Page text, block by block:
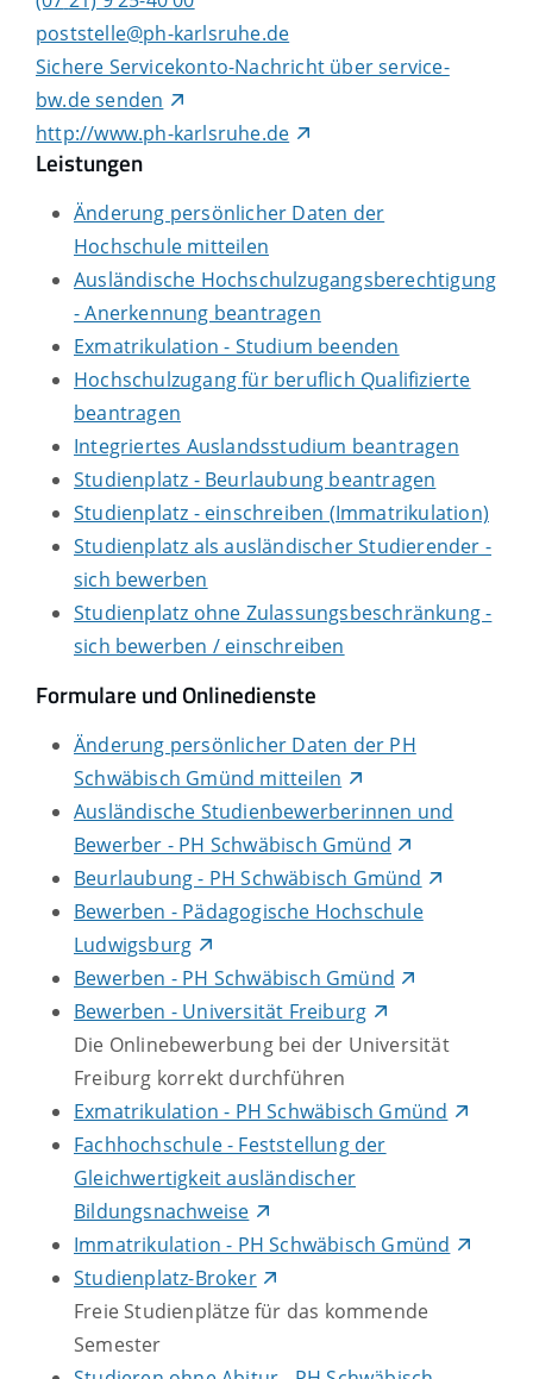
poststelle@ph-karlsruhe.de
Sichere Servicekonto-Nachricht über service-
bw.de senden
http://www.ph-karlsruhe.de
Leistungen
Änderung persönlicher Daten der
Hochschule mitteilen
Ausländische Hochschulzugangsberechtigung
- Anerkennung beantragen
Exmatrikulation - Studium beenden
Hochschulzugang für beruflich Qualifizierte
beantragen
Integriertes Auslandsstudium beantragen
Studienplatz - Beurlaubung beantragen
Studienplatz - einschreiben (Immatrikulation)
Studienplatz als ausländischer Studierender -
sich bewerben
Studienplatz ohne Zulassungsbeschränkung -
sich bewerben / einschreiben
Formulare und Onlinedienste
Änderung persönlicher Daten der PH
Schwäbisch Gmünd mitteilen
Ausländische Studienbewerberinnen und
Bewerber - PH Schwäbisch Gmünd
Beurlaubung - PH Schwäbisch Gmünd
Bewerben - Pädagogische Hochschule
Ludwigsburg
Bewerben - PH Schwäbisch Gmünd
Bewerben - Universität Freiburg
Die Onlinebewerbung bei der Universität
Freiburg korrekt durchführen
Exmatrikulation - PH Schwäbisch Gmünd
Fachhochschule - Feststellung der
Gleichwertigkeit ausländischer
Bildungsnachweise
Immatrikulation - PH Schwäbisch Gmünd
Studienplatz-Broker
Freie Studienplätze für das kommende
Semester